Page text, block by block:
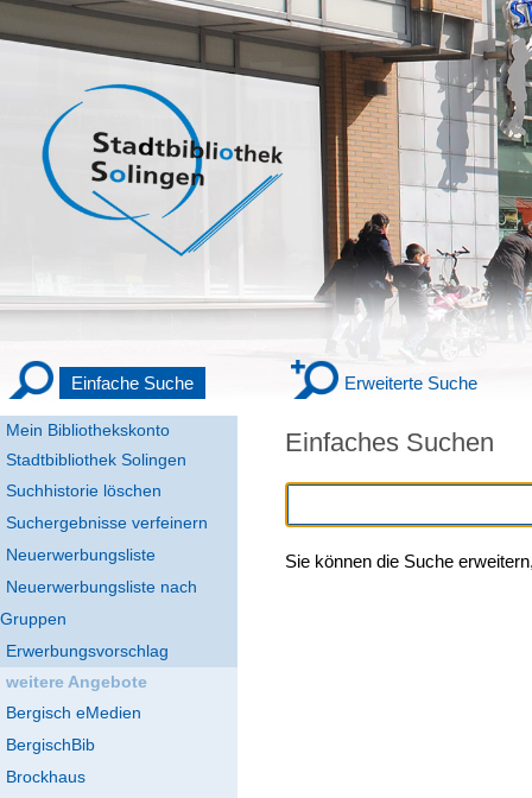
Mein Bibliothekskonto
Stadtbibliothek Solingen
Einfache Suche Erweiterte Suche
Suchhistorie löschen
Suchergebnisse verfeinern
Neuerwerbungsliste
Neuerwerbungsliste nach
Gruppen
Erwerbungsvorschlag
weitere Angebote
Bergisch eMedien
BergischBib
Brockhaus
Einfaches Suchen
Sie können die Suche